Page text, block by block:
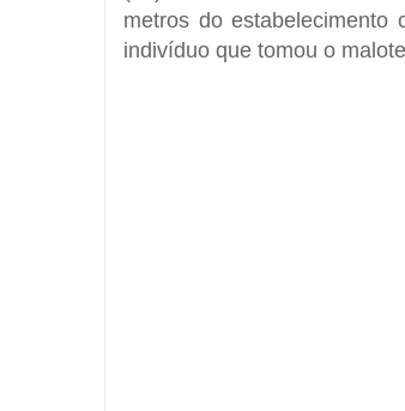
metros do
indivíduo que tomou o